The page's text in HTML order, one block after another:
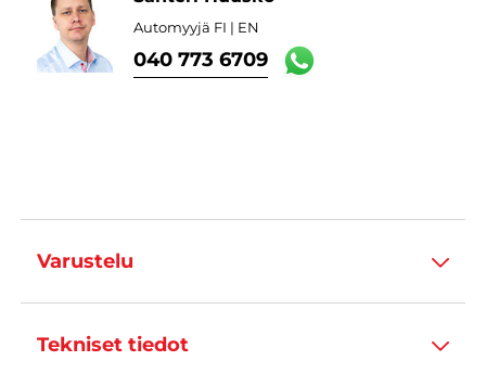
Automyyjä FI | EN
040 773 6709
Varustelu
Tekniset tiedot